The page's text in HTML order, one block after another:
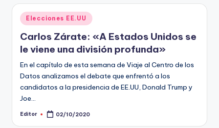
m
o
d
e
D
a
t
o
Preswitch
Scott
Publicado
en
Elecciones EE.UU
Carlos Zárate: «A Estados Unidos se
le viene una división profunda»
En el capítulo de esta semana de Viaje al Centro de los
Datos analizamos el debate que enfrentó a los
candidatos a la presidencia de EE.UU, Donald Trump y
Joe…
Publicado
Editor 02/10/2020